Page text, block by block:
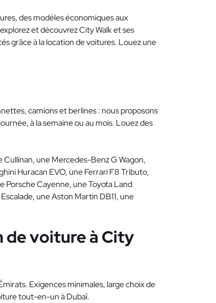
des modèles économiques aux
et découvrez City Walk et ses
grâce à la location de voitures. Louez une
camions et berlines : nous proposons
à la semaine ou au mois. Louez des
une Mercedes-Benz G Wagon,
Huracan EVO, une Ferrari F8 Tributo,
Porsche Cayenne, une Toyota Land
une Aston Martin DB11, une
de voiture à City
Exigences minimales, large choix de
tout-en-un à Dubaï.